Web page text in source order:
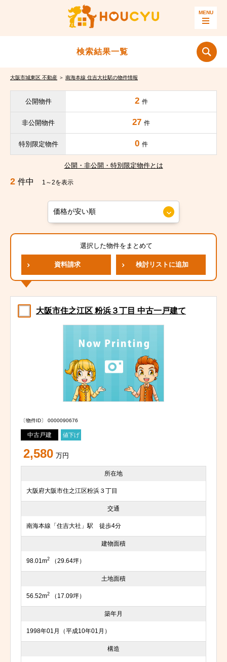
検索結果一覧
大阪市城東区 不動産 ＞ 南海本線 住吉大社駅の物件情報
公開物件 2 件
非公開物件 27 件
特別限定物件 0 件
公開・非公開・特別限定物件とは
2 件中 1～2を表示
選択した物件をまとめて
資料請求 検討リストに追加
大阪市住之江区 粉浜３丁目 中古一戸建て
〔物件ID〕 0000090676
中古戸建 値下げ
2,580 万円
所在地
大阪府大阪市住之江区粉浜３丁目
交通
南海本線「住吉大社」駅 徒歩4分
建物面積
98.01m2 （29.64坪）
土地面積
56.52m2 （17.09坪）
築年月
1998年01月（平成10年01月）
構造